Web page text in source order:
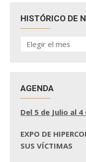
HISTÓRICO DE
HISTÓRICO
DE
AGENDA
Del 5 de Julio al
EXPO DE
SUS VÍCTIMAS